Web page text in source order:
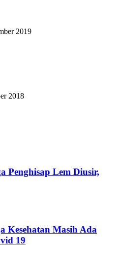
2019
2018
Penghisap Lem Diusir,
Kesehatan Masih Ada
19